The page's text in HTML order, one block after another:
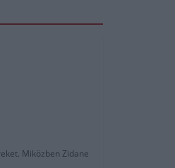
Miközben Zidane